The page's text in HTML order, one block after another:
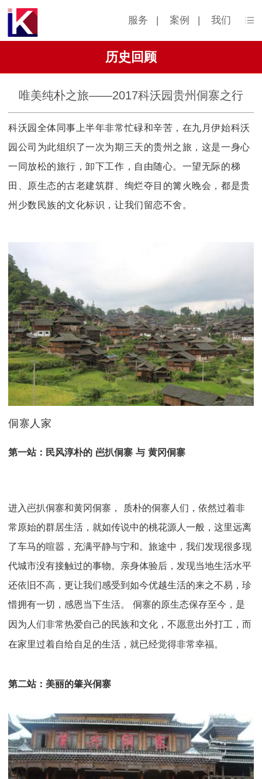
服务 | 案例 | 我们
历史回顾
唯美纯朴之旅——2017科沃园贵州侗寨之行
科沃园全体同事上半年非常忙碌和辛苦，在九月伊始科沃
园公司为此组织了一次为期三天的贵州之旅，这是一身心
一同放松的旅行，卸下工作，自由随心。一望无际的梯
田、原生态的古老建筑群、绚烂夺目的篝火晚会，都是贵
州少数民族的文化标识，让我们留恋不舍。
侗寨人家
第一站：民风淳朴的 岜扒侗寨 与 黄冈侗寨
进入 岜扒侗寨和黄冈侗寨，
质朴的侗寨人们，依然过着非
常原始的群居生活，就如传说中的桃花源人一般，这里远离
了车马的喧嚣，充满平静与宁和。旅途中，我们发现很多现
代城市没有接触过的事物。亲身体验后，发现当地生活水平
还依旧不高，更让我们感受到如今优越生活的来之不易，珍
惜拥有一切，感恩当下生活。
侗寨的原生态保存至今，是
因为人们非常热爱自己的民族和文化，不愿意出外打工，而
在家里过着自给自足的生活，就已经觉得非常幸福。
第二站：美丽的肇兴侗寨